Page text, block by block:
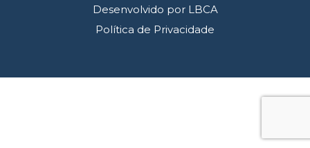
Desenvolvido por LBCA
Política de Privacidade